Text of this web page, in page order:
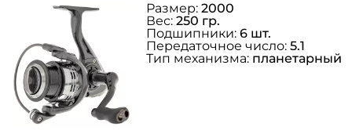
Размер: 2000
Вес: 250 гр.
Подшипники: 6 шт.
Передаточное число: 5.1
Тип механизма: планетарный